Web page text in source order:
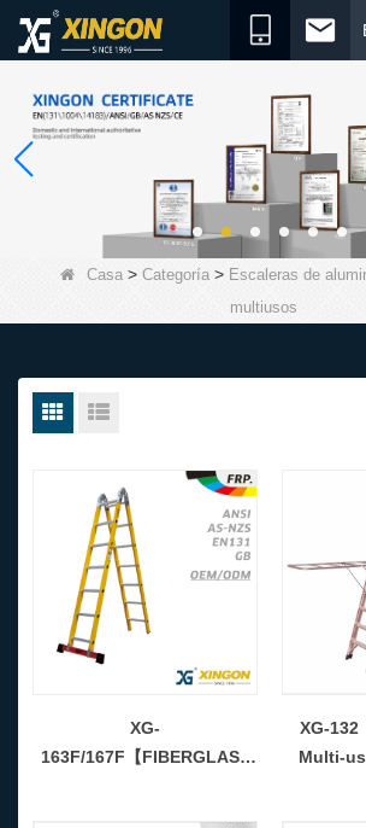
Casa> Categoría> Escaleras de
multiusos
XG-
163F/167F【FIBERGLASS
XG-132
Multi-